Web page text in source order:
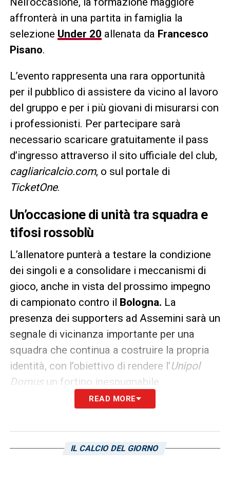
affronterà in una partita in famiglia la
selezione Under 20 allenata da Francesco
Pisano.
L’evento rappresenta una rara opportunità
per il pubblico di assistere da vicino al lavoro
del gruppo e per i più giovani di misurarsi con
i professionisti. Per partecipare sarà
necessario scaricare gratuitamente il pass
d’ingresso attraverso il sito ufficiale del club,
cagliaricalcio.com, o sul portale di
TicketOne.
Un’occasione di unità tra squadra e
tifosi rossoblù
L’allenatore punterà a testare la condizione
dei singoli e a consolidare i meccanismi di
gioco, anche in vista del prossimo impegno
di campionato contro il Bologna. La
presenza dei supporters ad Assemini sarà un
segnale di vicinanza importante per una
squadra che continua a costruire la propria
identità, con l’obiettivo di rendere l’Unipol
Domusun fortino inespugnabile.
SEGUI LE ULTIME NOVITA’ SUL CAGLIARI
READ MORE
IL CALCIO DEL GIORNO